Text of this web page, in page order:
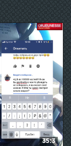
35:3